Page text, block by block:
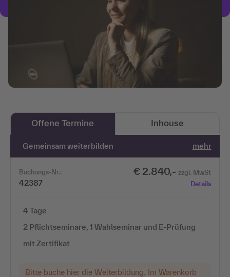
Offene Termine Inhouse
Gemeinsam weiterbilden mehr
Buchungs-Nr.:
42387
€ 2.840,- zzgl. MwSt
Details
4 Tage
2 Pflichtseminare, 1 Wahlseminar und E-Prüfung
mit Zertifikat
Bitte buche hier die Weiterbildung. Im Warenkorb